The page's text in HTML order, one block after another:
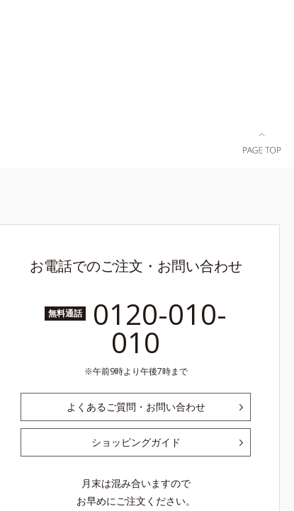
お電話でのご注文・お問い合わせ
無料通話 0120-010-
010
午前9時より午後7時まで
よくあるご質問・お問い合わせ
ショッピングガイド
月末は混み合いますので
お早めにご注文ください。